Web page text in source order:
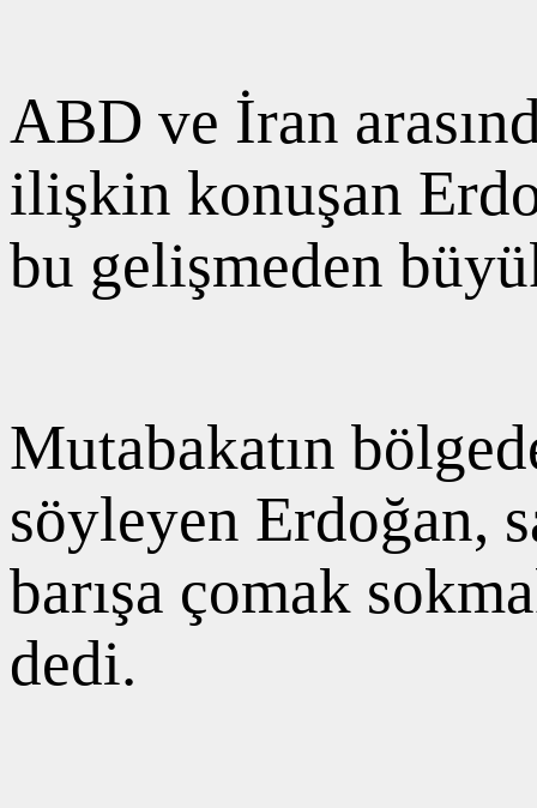
ABD ve İran
ilişkin konuşan
bu gelişmeden
Mutabakatın
söyleyen Erdoğan,
barışa çomak
dedi.